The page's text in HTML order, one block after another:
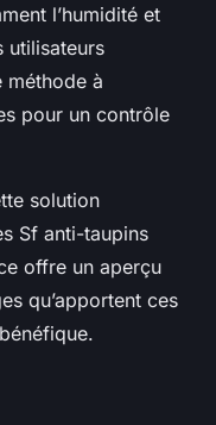
l’humidité et
utilisateurs
méthode à
pour un contrôle
solution
Sf anti-taupins
offre un aperçu
qu’apportent ces